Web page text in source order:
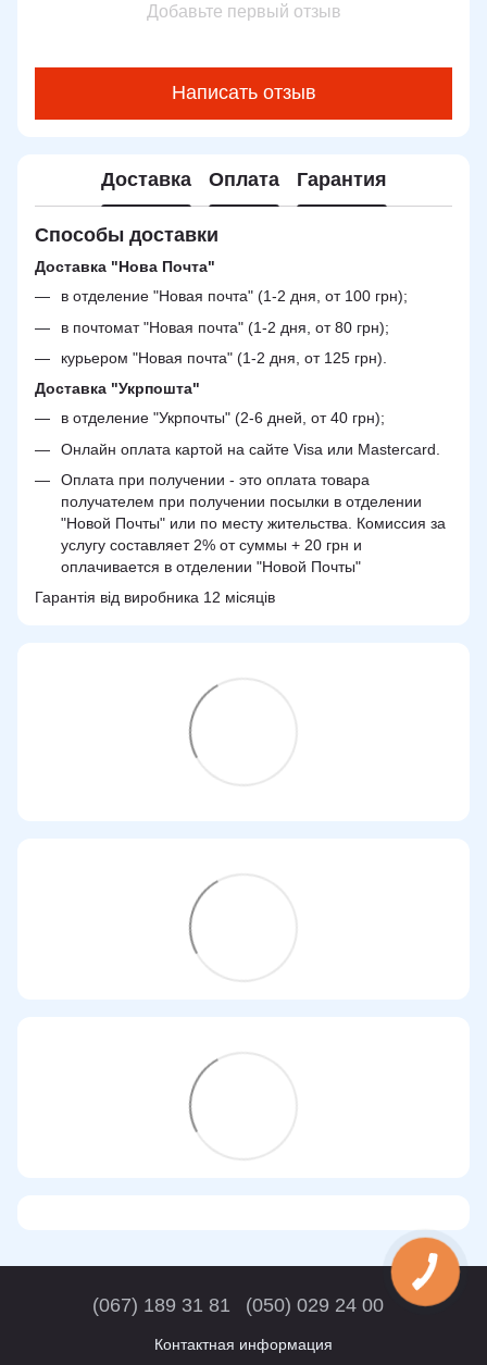
Добавьте первый отзыв
Написать отзыв
Доставка Оплата Гарантия
Способы доставки
Доставка "Нова Почта"
в отделение "Новая почта" (1-2 дня, от 100 грн);
в почтомат "Новая почта" (1-2 дня, от 80 грн);
курьером "Новая почта" (1-2 дня, от 125 грн).
Доставка "Укрпошта"
в отделение "Укрпочты" (2-6 дней, от 40 грн);
Онлайн оплата картой на сайте Visa или Mastercard.
Оплата при получении - это оплата товара
получателем при получении посылки в отделении
"Новой Почты" или по месту жительства. Комиссия за
услугу составляет 2% от суммы + 20 грн и
оплачивается в отделении "Новой Почты"
Гарантія від виробника 12 місяців
(067) 189 31 81 (050) 029 24 00
Контактная информация